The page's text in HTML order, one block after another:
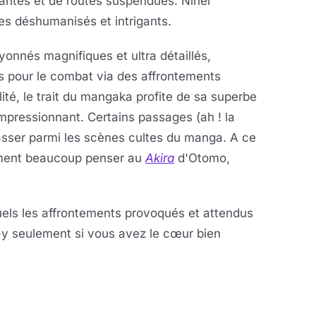
déshumanisés et intrigants.
magnifiques et ultra détaillés,
pour le combat via des affrontements
le trait du mangaka profite de sa superbe
Certains passages (ah ! la
parmi les scènes cultes du manga. A ce
beaucoup penser auAkira d'Otomo,
les affrontements provoqués et attendus
seulement si vous avez le cœur bien